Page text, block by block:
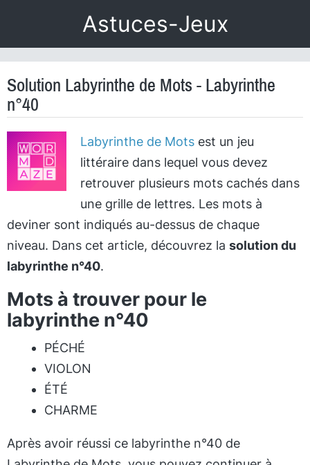
Astuces-Jeux
Solution Labyrinthe de Mots - Labyrinthe
n°40
Labyrinthe de Motsest un jeu
littéraire dans lequel vous devez
retrouver plusieurs mots cachés dans
une grille de lettres. Les mots à
deviner sont indiqués au-dessus de chaque
niveau. Dans cet article, découvrez la solution du
labyrinthe n°40.
Mots à trouver pour le
labyrinthe n°40
PÉCHÉ
VIOLON
ÉTÉ
CHARME
Après avoir réussi ce labyrinthe n°40 de